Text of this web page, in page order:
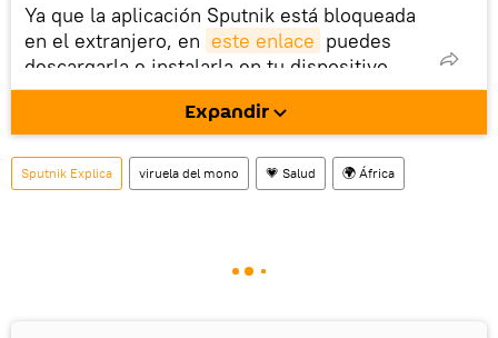
Ya que la aplicación Sputnik está bloqueada
en el extranjero, en este enlace puedes
descargarla e instalarla en tu dispositivo
móvil (¡solo para Android!).
También tenemos una cuenta en la red
social rusa VK .
Expandir
Sputnik Explica viruela del mono 💗 Salud 🌍 África